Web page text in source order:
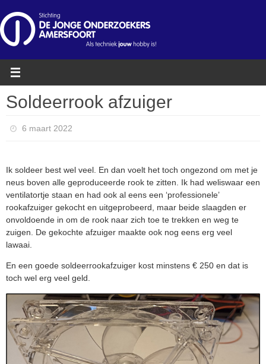
naar
de
inhoud
Soldeerrook afzuiger
6 maart 2022
Ik soldeer best wel veel. En dan voelt het toch ongezond om met je
neus boven alle geproduceerde rook te zitten. Ik had weliswaar een
ventilatortje staan en had ook al eens een ‘professionele’
rookafzuiger gekocht en uitgeprobeerd, maar beide slaagden er
onvoldoende in om de rook naar zich toe te trekken en weg te
zuigen. De gekochte afzuiger maakte ook nog eens erg veel
lawaai.
En een goede soldeerrookafzuiger kost minstens € 250 en dat is
toch wel erg veel geld.